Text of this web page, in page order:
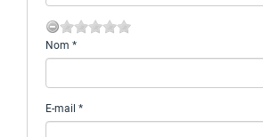
Nom *
E-mail *